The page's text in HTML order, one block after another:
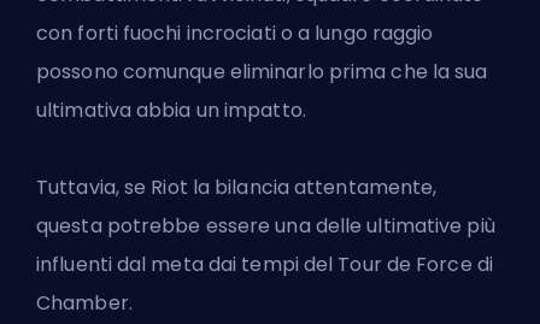
con forti fuochi incrociati o a lungo raggio
possono comunque eliminarlo prima che la sua
ultimativa abbia un impatto.
Tuttavia, se Riot la bilancia attentamente,
questa potrebbe essere una delle ultimative più
influenti dal meta dai tempi del Tour de Force di
Chamber.